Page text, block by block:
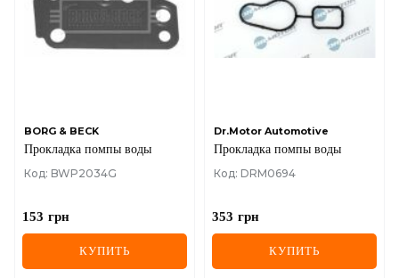
BORG & BECK
Прокладка помпы воды
Код: BWP2034G
153 грн
КУПИТЬ
Dr.Motor Automotive
Прокладка помпы воды
Код: DRM0694
353 грн
КУПИТЬ